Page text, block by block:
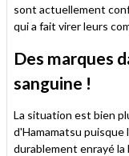
sont actuellement
qui a fait virer leurs
Des marques
sanguine !
La situation est bien
d'Hamamatsu puisque
durablement enrayé